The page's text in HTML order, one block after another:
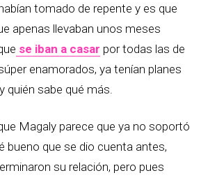
tomado de repente y es que
apenas llevaban unos meses
se iban a casar por todas las de
enamorados, ya tenían planes
quién sabe qué más.
Magaly parece que ya no soportó
bueno que se dio cuenta antes,
su relación, pero pues